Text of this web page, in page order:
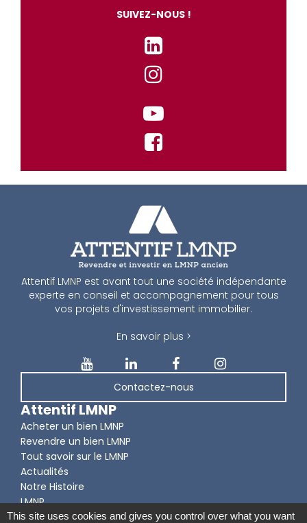
SUIVEZ-NOUS !
Attentif LMNP est avant tout une société indépendante
experte en conseil et accompagnement pour tous
vos projets d'investissement immobilier.
En savoir plus >
Contactez-nous
Attentif LMNP
Acheter un bien LMNP
Revendre un bien LMNP
Tout savoir sur le LMNP
Actualités
Notre Histoire
LMNP
This site uses cookies and gives you control over what you want